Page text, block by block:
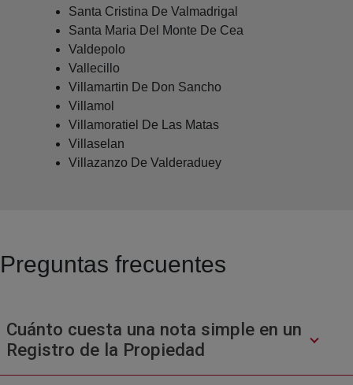
Santa Cristina De Valmadrigal
Santa Maria Del Monte De Cea
Valdepolo
Vallecillo
Villamartin De Don Sancho
Villamol
Villamoratiel De Las Matas
Villaselan
Villazanzo De Valderaduey
Preguntas frecuentes
Cuánto cuesta una nota simple en un
Registro de la Propiedad